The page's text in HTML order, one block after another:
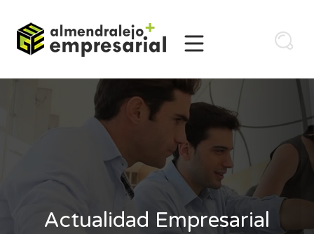
Actualidad Empresarial